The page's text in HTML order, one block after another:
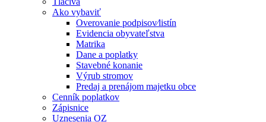
Ako vybaviť
Overovanie podpisov⁄listín
Evidencia obyvateľstva
Matrika
Dane a poplatky
Stavebné konanie
Výrub stromov
Predaj a prenájom majetku obce
Cenník poplatkov
Zápisnice
Uznesenia OZ